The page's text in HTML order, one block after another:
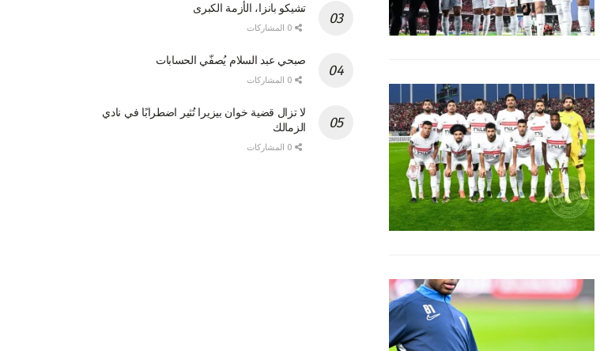
تشيكو بانزا، الأزمة الكبرى
صبحي عبد السلام يُصفّي الحسابات
لا تزال قضية خوان بيزيرا تُثير اضطرابًا في نادي
الزمالك